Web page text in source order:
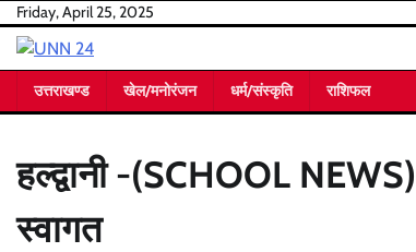
Skip
content
Friday, April 25, 2025
उत्तराखण्ड खेल/मनोरंजन धर्म/संस्कृति राशिफल
हल्द्वानी -(SCHOOL NEWS)
स्वागत